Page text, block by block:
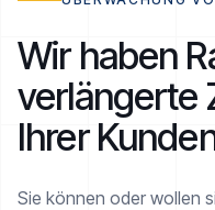
Wir haben
verlängerte
Ihrer
Sie können oder wollen